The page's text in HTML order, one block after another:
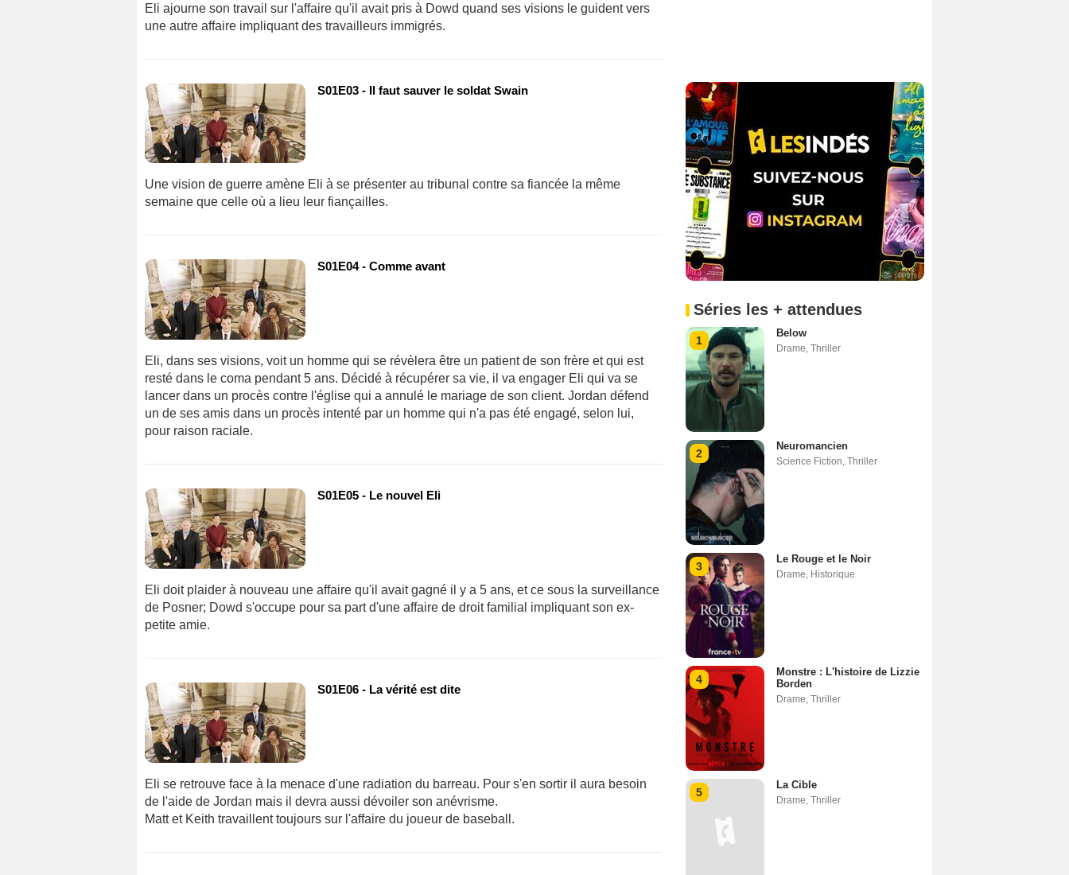
Eli ajourne son travail sur l'affaire qu'il avait pris à Dowd quand ses visions le guident vers
une autre affaire impliquant des travailleurs immigrés.
S01E03 - Il faut sauver le soldat Swain
Une vision de guerre amène Eli à se présenter au tribunal contre sa fiancée la même
semaine que celle où a lieu leur fiançailles.
S01E04 - Comme avant
Eli, dans ses visions, voit un homme qui se révèlera être un patient de son frère et qui est
resté dans le coma pendant 5 ans. Décidé à récupérer sa vie, il va engager Eli qui va se
lancer dans un procès contre l'église qui a annulé le mariage de son client. Jordan défend
un de ses amis dans un procès intenté par un homme qui n'a pas été engagé, selon lui,
pour raison raciale.
S01E05 - Le nouvel Eli
Eli doit plaider à nouveau une affaire qu'il avait gagné il y a 5 ans, et ce sous la surveillance
de Posner; Dowd s'occupe pour sa part d'une affaire de droit familial impliquant son ex-
petite amie.
S01E06 - La vérité est dite
Eli se retrouve face à la menace d'une radiation du barreau. Pour s'en sortir il aura besoin
de l'aide de Jordan mais il devra aussi dévoiler son anévrisme.
Matt et Keith travaillent toujours sur l'affaire du joueur de baseball.
Séries les + attendues
1
Below
Drame Thriller
2
Neuromancien
Science Fiction Thriller
3
Le Rouge et le Noir
Drame Historique
4
Monstre : L'histoire de Lizzie
Borden
Drame Thriller
5
La Cible
Drame Thriller